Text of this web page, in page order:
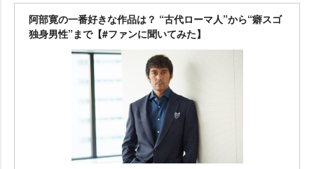
阿部寛の一番好きな作品は？ “古代ローマ人”から“癖スゴ
独身男性”まで【#ファンに聞いてみた】